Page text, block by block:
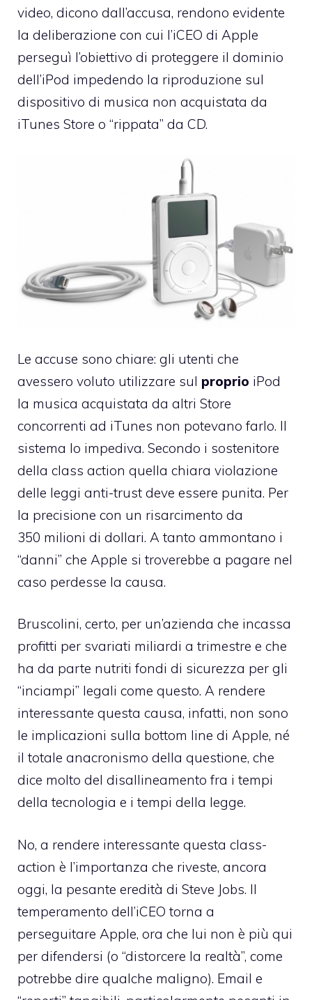
video, dicono dall’accusa, rendono evidente
la deliberazione con cui l’iCEO di Apple
perseguì l’obiettivo di proteggere il dominio
dell’iPod impedendo la riproduzione sul
dispositivo di musica non acquistata da
iTunes Store o “rippata” da CD.
Le accuse sono chiare: gli utenti che
avessero voluto utilizzare sul proprio iPod
la musica acquistata da altri Store
concorrenti ad iTunes non potevano farlo. Il
sistema lo impediva. Secondo i sostenitore
della class action quella chiara violazione
delle leggi anti-trust deve essere punita. Per
la precisione con un risarcimento da
350 milioni di dollari. A tanto ammontano i
“danni” che Apple si troverebbe a pagare nel
caso perdesse la causa.
Bruscolini, certo, per un’azienda che incassa
profitti per svariati miliardi a trimestre e che
ha da parte nutriti fondi di sicurezza per gli
“inciampi” legali come questo. A rendere
interessante questa causa, infatti, non sono
le implicazioni sulla bottom line di Apple, né
il totale anacronismo della questione, che
dice molto del disallineamento fra i tempi
della tecnologia e i tempi della legge.
No, a rendere interessante questa class-
action è l’importanza che riveste, ancora
oggi, la pesante eredità di Steve Jobs. Il
temperamento dell’iCEO torna a
perseguitare Apple, ora che lui non è più qui
per difendersi (o “distorcere la realtà”, come
potrebbe dire qualche maligno). Email e